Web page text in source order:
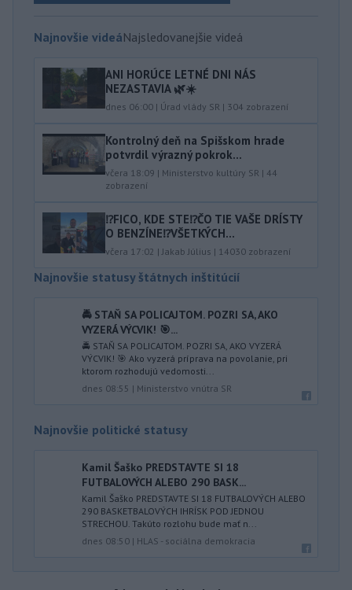
Najnovšie videáNajsledovanejšie videá
ANI HORÚCE LETNÉ DNI NÁS
NEZASTAVIA 🌿☀️
dnes 06:00 | Úrad vlády SR | 304 zobrazení
Kontrolný deň na Spišskom hrade
potvrdil výrazný pokrok...
včera 18:09 | Ministerstvo kultúry SR | 44
zobrazení
⁉️FICO, KDE STE⁉️ČO TIE VAŠE DRÍSTY
O BENZÍNE⁉️VŠETKÝCH...
včera 17:02 |Jakab Július | 14030 zobrazení
Najnovšie statusy štátnych inštitúcií
🚔 STAŇ SA POLICAJTOM. POZRI SA, AKO
VYZERÁ VÝCVIK! 🎯...
🚔 STAŇ SA POLICAJTOM. POZRI SA, AKO VYZERÁ
VÝCVIK! 🎯 Ako vyzerá príprava na povolanie, pri
ktorom rozhodujú vedomosti...
dnes 08:55 | Ministerstvo vnútra SR
Najnovšie politické statusy
Kamil Šaško PREDSTAVTE SI 18
FUTBALOVÝCH ALEBO 290 BASK...
Kamil Šaško PREDSTAVTE SI 18 FUTBALOVÝCH ALEBO
290 BASKETBALOVÝCH IHRÍSK POD JEDNOU
STRECHOU. Takúto rozlohu bude mať n...
dnes 08:50 | HLAS - sociálna demokracia